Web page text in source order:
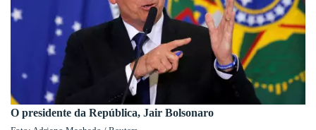
O presidente da República, Jair Bolsonaro